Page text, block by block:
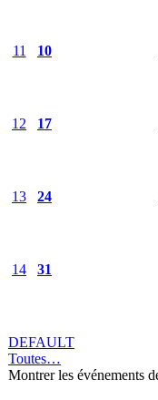
11 10
12 17
13 24
14
31
DEFAULT
Toutes…
Montrer les événements